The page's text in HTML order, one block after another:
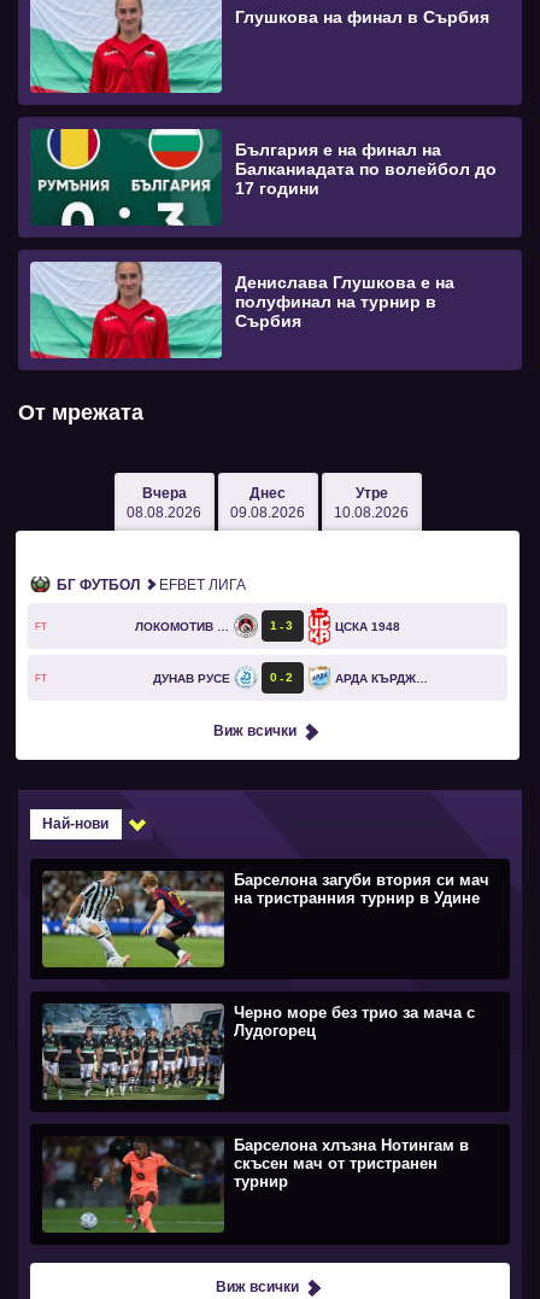
Глушкова на финал в Сърбия
България е на финал на
Балканиадата по волейбол до
17 години
Денислава Глушкова е на
полуфинал на турнир в
Сърбия
От мрежата
Вчера
08.08.2026
Днес
09.08.2026
Утре
10.08.2026
БГ ФУТБОЛ EFBET ЛИГА
FT ЛОКОМОТИВ СОФИЯ 1 3 ЦСКА 1948
FT ДУНАВ РУСЕ 0 2 АРДА КЪРДЖАЛИ
Виж всички
Най-нови
Барселона загуби втория си мач
на тристранния турнир в Удине
Черно море без трио за мача с
Лудогорец
Барселона хлъзна Нотингам в
скъсен мач от тристранен
турнир
Виж всички